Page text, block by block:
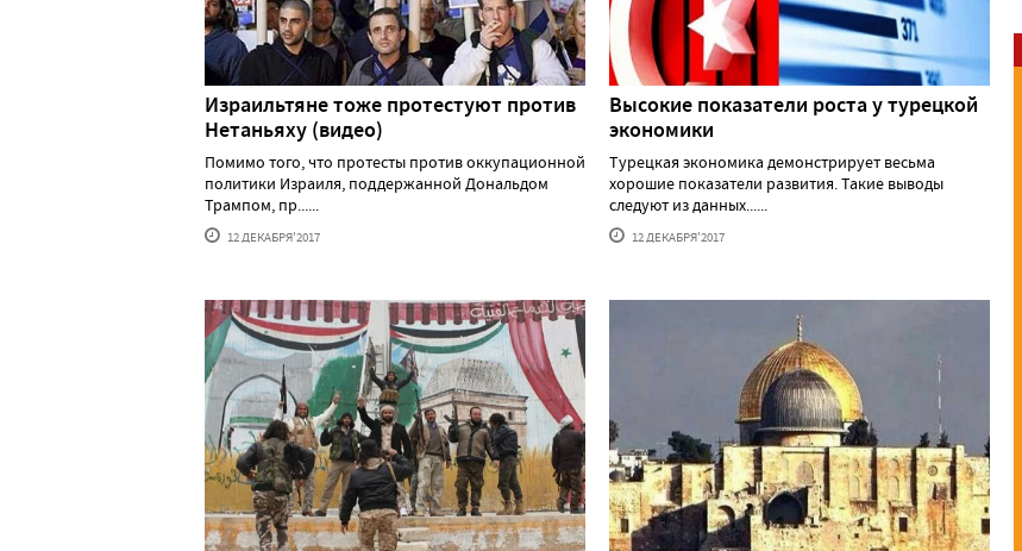
Израильтяне тоже протестуют против
Нетаньяху (видео)
Помимо того, что протесты против оккупационной
политики Израиля, поддержанной Дональдом
Трампом, пр......
12 ДЕКАБРЯ'2017
Высокие показатели роста у турецкой
экономики
Турецкая экономика демонстрирует весьма
хорошие показатели развития. Такие выводы
следуют из данных......
12 ДЕКАБРЯ'2017